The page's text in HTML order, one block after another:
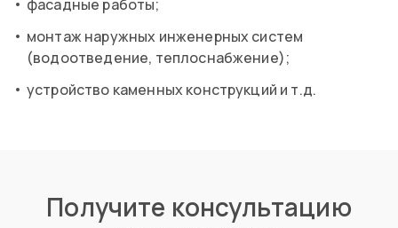
фасадные работы;
монтаж наружных инженерных систем
(водоотведение, теплоснабжение);
устройство каменных конструкций и т.д.
Получите консультацию